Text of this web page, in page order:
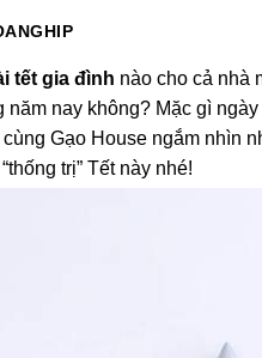
tết gia đình nào cho cả nhà
nay không? Mặc gì
Gạo House ngắm nhìn
trị” Tết này nhé!